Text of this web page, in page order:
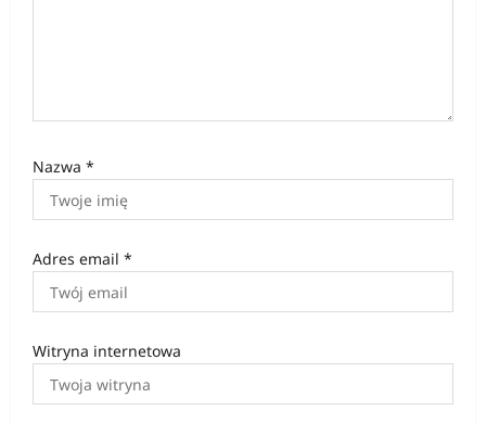
Nazwa *
Adres email *
Witryna internetowa